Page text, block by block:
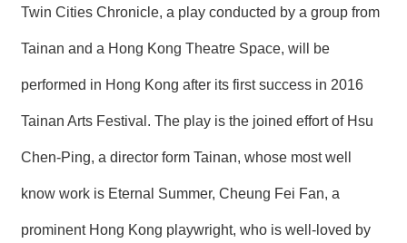
Twin Cities Chronicle, a play conducted by a group from
Tainan and a Hong Kong Theatre Space, will be
performed in Hong Kong after its first success in 2016
Tainan Arts Festival. The play is the joined effort of Hsu
Chen-Ping, a director form Tainan, whose most well
know work is Eternal Summer, Cheung Fei Fan, a
prominent Hong Kong playwright, who is well-loved by